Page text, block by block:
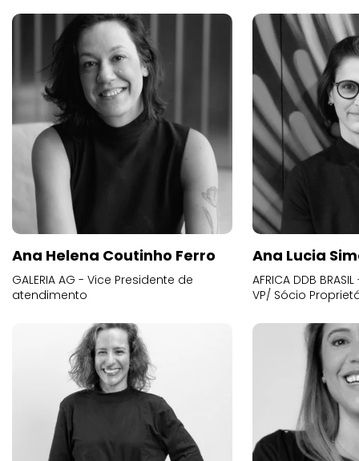
Ana Helena Coutinho Ferro
GALERIA AG - Vice Presidente de
atendimento
Ana Lucia
AFRICA DDB
VP/ Sócio